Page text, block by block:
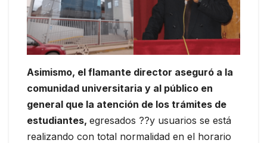
Asimismo, el flamante director aseguró a la
comunidad universitaria y al público en
general que la atención de los trámites de
estudiantes, egresados ??y usuarios se está
realizando con total normalidad en el horario